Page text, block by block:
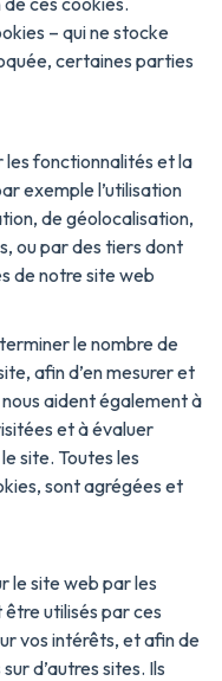
– qui ne stocke
certaines parties
les fonctionnalités et la
exemple l’utilisation
de géolocalisation,
ou par des tiers dont
de notre site web
le nombre de
afin d’en mesurer et
aident également à
et à évaluer
site. Toutes les
sont agrégées et
le site web par les
utilisés par ces
vos intérêts, et afin de
d’autres sites. Ils